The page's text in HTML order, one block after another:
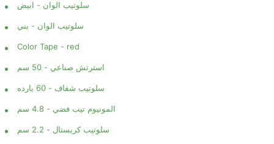
سلوتيب الوان - ابيض
سلوتيب الوان - بني
Color Tape - red
استرتش صناعي - 50 سم
سلوتيب شفاف - 60 يارده
المونيوم تيب فضي - 4.8 سم
سلوتيب كريستال - 2.2 سم